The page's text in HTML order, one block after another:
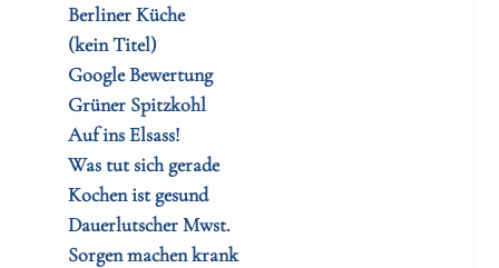
Berliner Küche
(kein Titel)
Google Bewertung
Grüner Spitzkohl
Auf ins Elsass!
Was tut sich gerade
Kochen ist gesund
Dauerlutscher Mwst.
Sorgen machen krank